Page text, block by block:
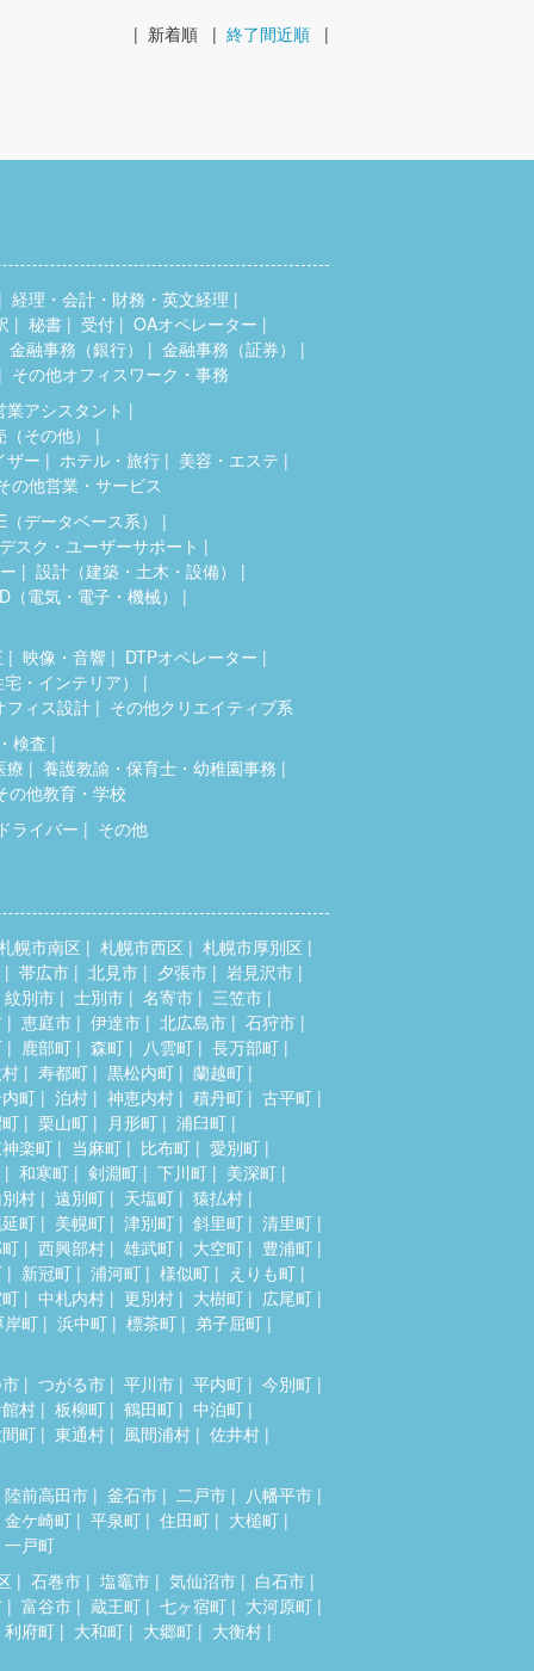
| 新着順 | 終了間近順 |
経理・会計・財務・英文経理
秘書 受付
OAオペレーター
金融事務（銀行）
金融事務（証券）
その他オフィスワーク・事務
業アシスタント
その他）
ザー
ホテル・旅行
美容・エステ
の他営業・サービス
（データベース系）
スク・ユーザーサポート
設計（建築・土木・設備）
（電気・電子・機械）
映像・音響
DTPオペレーター
・インテリア）
フィス設計
その他クリエイティブ系
検査
療
養護教諭・保育士・幼稚園事務
の他教育・学校
ライバー
その他
幌市南区 札幌市西区
札幌市厚別区
帯広市
北見市 夕張市
岩見沢市
紋別市
士別市 名寄市
三笠市
恵庭市 伊達市 北広島市
石狩市
鹿部町 森町 八雲町
長万部町
寿都町 黒松内町
蘭越町
町
泊村 神恵内村 積丹町
古平町
栗山町 月形町
浦臼町
楽町
当麻町 比布町
愛別町
和寒町
剣淵町 下川町
美深町
村
遠別町 天塩町
猿払村
町
美幌町 津別町 斜里町
清里町
西興部村 雄武町 大空町
豊浦町
新冠町 浦河町 様似町
えりも町
中札内村 更別村 大樹町
広尾町
岸町
浜中町 標茶町 弟子屈町
つがる市 平川市 平内町
今別町
村
板柳町 鶴田町
中泊町
町
東通村 風間浦村 佐井村
陸前高田市 釜石市 二戸市
八幡平市
金ケ崎町
平泉町 住田町
大槌町
一戸町
石巻市 塩竈市 気仙沼市
白石市
富谷市 蔵王町 七ヶ宿町
大河原町
利府町
大和町 大郷町 大衡村